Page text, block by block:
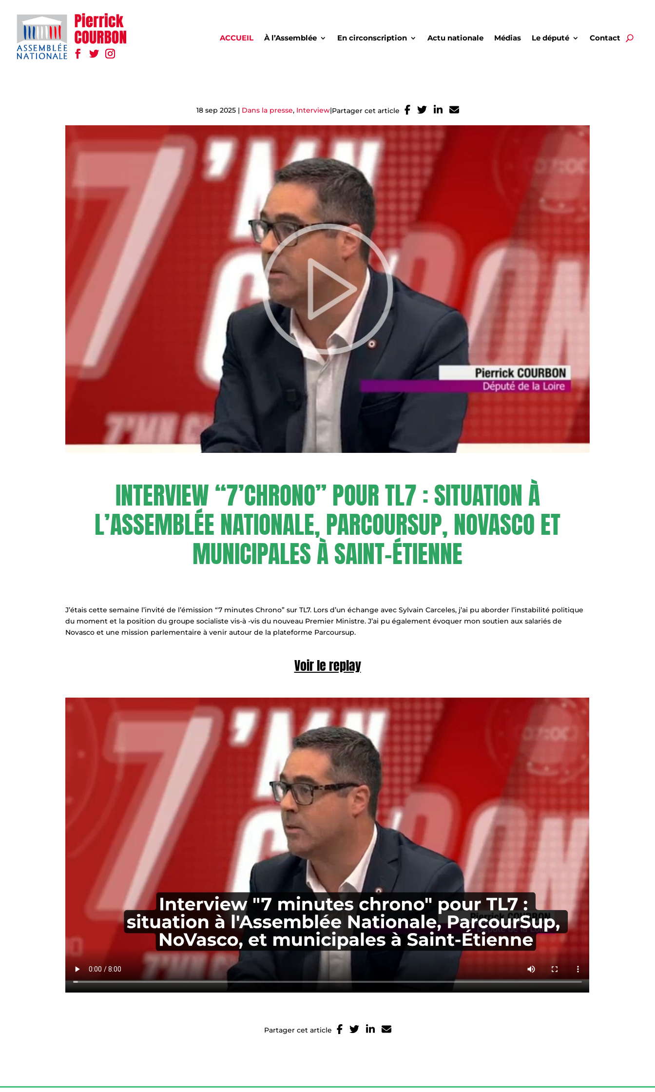
ACCUEIL À l’Assemblée En circonscription Actu nationale Médias Le député Contact
18 sep 2025| Dans la presse, Interview|Partager cet article
INTERVIEW “7’CHRONO” POUR TL7 : SITUATION À
L’ASSEMBLÉE NATIONALE, PARCOURSUP, NOVASCO ET
MUNICIPALES À SAINT-ÉTIENNE
J’étais cette semaine l’invité de l’émission “7 minutes Chrono” sur TL7. Lors d’un échange avec Sylvain Carceles, j’ai pu aborder l’instabilité politique
du moment et la position du groupe socialiste vis-à -vis du nouveau Premier Ministre. J’ai pu également évoquer mon soutien aux salariés de
Novasco et une mission parlementaire à venir autour de la plateforme Parcoursup.
Voir le replay
Partager cet article